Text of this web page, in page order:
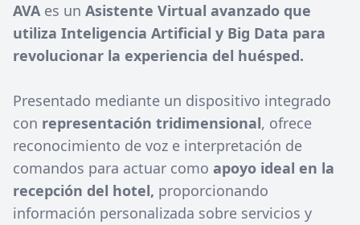
AVA es un Asistente Virtual avanzado que
utiliza Inteligencia Artificial y Big Data para
revolucionar la experiencia del huésped.
Presentado mediante un dispositivo integrado
con representación tridimensional, ofrece
reconocimiento de voz e interpretación de
comandos para actuar como apoyo ideal en la
recepción del hotel, proporcionando
información personalizada sobre servicios y